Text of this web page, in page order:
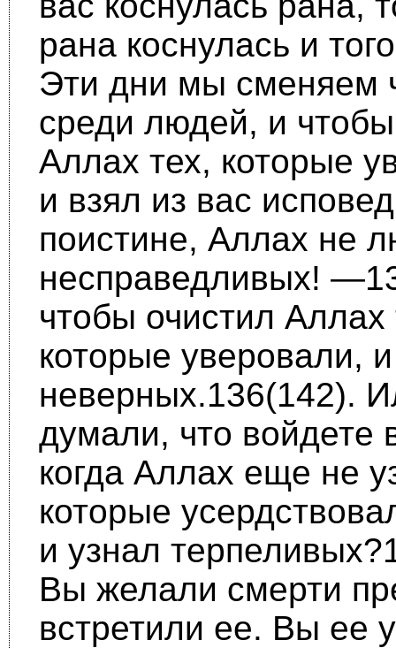
рана коснулась и
Эти дни мы сменяем
среди людей, и
Аллах тех, которые
и взял из вас
поистине, Аллах не
несправедливых!
чтобы очистил Аллах
которые уве­ровали,
неверных.136(142).
думали, что войдете
когда Аллах еще не
которые
и узнал
Вы желали смерти
встрети­ли ее. Вы ее